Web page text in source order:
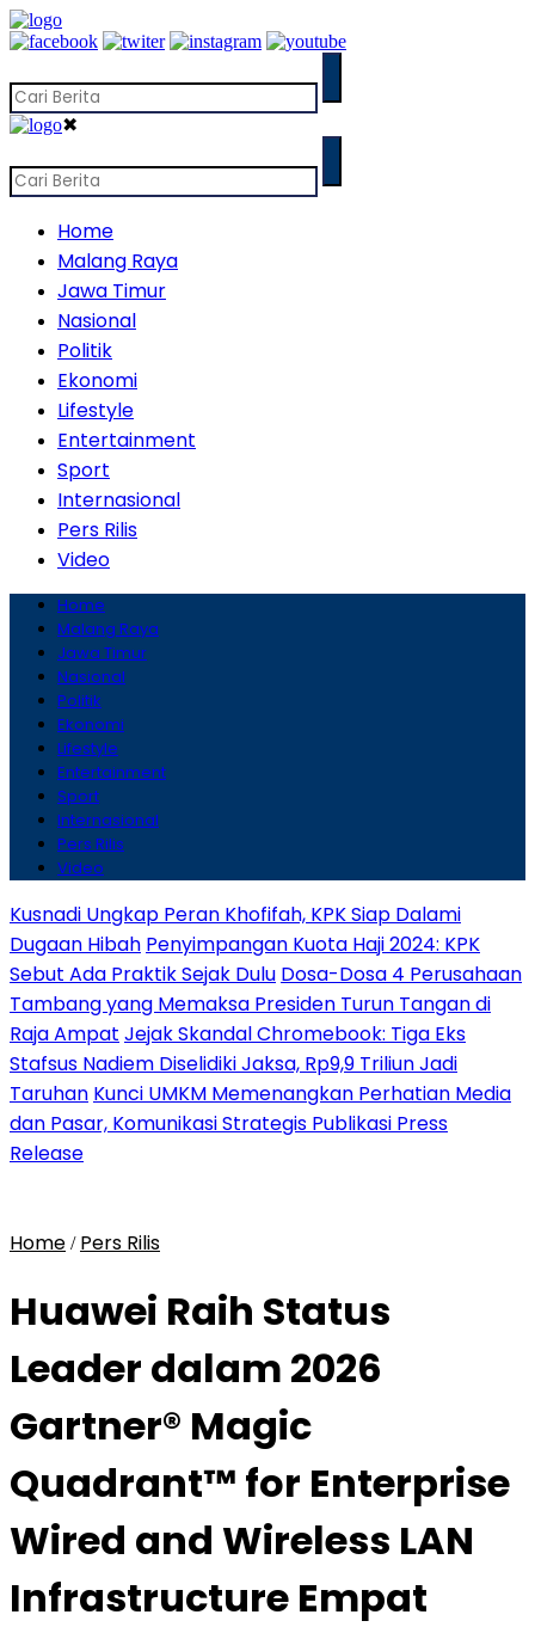
✖
Home
Malang Raya
Jawa Timur
Nasional
Politik
Ekonomi
Lifestyle
Entertainment
Sport
Internasional
Pers Rilis
Video
Home
Malang Raya
Jawa Timur
Nasional
Politik
Ekonomi
Lifestyle
Entertainment
Sport
Internasional
Pers Rilis
Video
Kusnadi Ungkap Peran Khofifah, KPK Siap Dalami
Dugaan Hibah Penyimpangan Kuota Haji 2024: KPK
Sebut Ada Praktik Sejak Dulu Dosa-Dosa 4 Perusahaan
Tambang yang Memaksa Presiden Turun Tangan di
Raja Ampat Jejak Skandal Chromebook: Tiga Eks
Stafsus Nadiem Diselidiki Jaksa, Rp9,9 Triliun Jadi
Taruhan Kunci UMKM Memenangkan Perhatian Media
dan Pasar, Komunikasi Strategis Publikasi Press
Release
Home / Pers Rilis
Huawei Raih Status
Leader dalam 2026
Gartner® Magic
Quadrant™ for Enterprise
Wired and Wireless LAN
Infrastructure Empat